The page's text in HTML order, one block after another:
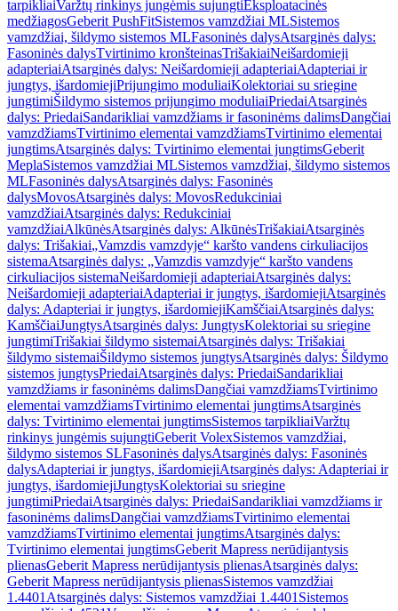
tarpikliaiVaržtų rinkinys jungėmis sujungtiEksploatacinės
medžiagosGeberit PushFitSistemos vamzdžiai MLSistemos
vamzdžiai, šildymo sistemos MLFasoninės dalysAtsarginės dalys:
Fasoninės dalysTvirtinimo kronšteinasTrišakiaiNeišardomieji
adapteriaiAtsarginės dalys: Neišardomieji adapteriaiAdapteriai ir
jungtys, išardomiejiPrijungimo moduliaiKolektoriai su sriegine
jungtimiŠildymo sistemos prijungimo moduliaiPriedaiAtsarginės
dalys: PriedaiSandarikliai vamzdžiams ir fasoninėms dalimsDangčiai
vamzdžiamsTvirtinimo elementai vamzdžiamsTvirtinimo elementai
jungtimsAtsarginės dalys: Tvirtinimo elementai jungtimsGeberit
MeplaSistemos vamzdžiai MLSistemos vamzdžiai, šildymo sistemos
MLFasoninės dalysAtsarginės dalys: Fasoninės
dalysMovosAtsarginės dalys: MovosRedukciniai
vamzdžiaiAtsarginės dalys: Redukciniai
vamzdžiaiAlkūnėsAtsarginės dalys: AlkūnėsTrišakiaiAtsarginės
dalys: Trišakiai„Vamzdis vamzdyje“ karšto vandens cirkuliacijos
sistemaAtsarginės dalys: „Vamzdis vamzdyje“ karšto vandens
cirkuliacijos sistemaNeišardomieji adapteriaiAtsarginės dalys:
Neišardomieji adapteriaiAdapteriai ir jungtys, išardomiejiAtsarginės
dalys: Adapteriai ir jungtys, išardomiejiKamščiaiAtsarginės dalys:
KamščiaiJungtysAtsarginės dalys: JungtysKolektoriai su sriegine
jungtimiTrišakiai šildymo sistemaiAtsarginės dalys: Trišakiai
šildymo sistemaiŠildymo sistemos jungtysAtsarginės dalys: Šildymo
sistemos jungtysPriedaiAtsarginės dalys: PriedaiSandarikliai
vamzdžiams ir fasoninėms dalimsDangčiai vamzdžiamsTvirtinimo
elementai vamzdžiamsTvirtinimo elementai jungtimsAtsarginės
dalys: Tvirtinimo elementai jungtimsSistemos tarpikliaiVaržtų
rinkinys jungėmis sujungtiGeberit VolexSistemos vamzdžiai,
šildymo sistemos SLFasoninės dalysAtsarginės dalys: Fasoninės
dalysAdapteriai ir jungtys, išardomiejiAtsarginės dalys: Adapteriai ir
jungtys, išardomiejiJungtysKolektoriai su sriegine
jungtimiPriedaiAtsarginės dalys: PriedaiSandarikliai vamzdžiams ir
fasoninėms dalimsDangčiai vamzdžiamsTvirtinimo elementai
vamzdžiamsTvirtinimo elementai jungtimsAtsarginės dalys:
Tvirtinimo elementai jungtimsGeberit Mapress nerūdijantysis
plienasGeberit Mapress nerūdijantysis plienasAtsarginės dalys:
Geberit Mapress nerūdijantysis plienasSistemos vamzdžiai
1.4401 Atsarginės dalys: Sistemos vamzdžiai 1.4401 Sistemos